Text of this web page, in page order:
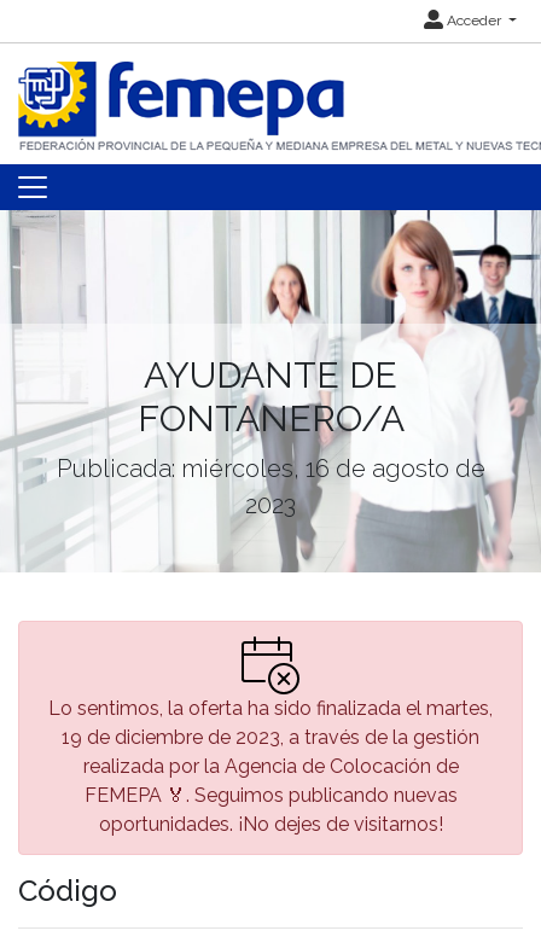
Acceder
AYUDANTE DE
FONTANERO/A
Publicada: miércoles, 16 de agosto de
2023
Lo sentimos, la oferta ha sido finalizada el martes,
19 de diciembre de 2023, a través de la gestión
realizada por la Agencia de Colocación de
FEMEPA 🏅. Seguimos publicando nuevas
oportunidades. ¡No dejes de visitarnos!
Código